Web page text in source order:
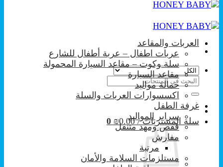
البحث
عن:
سلة المشتريات / ₪0.00
0
العربات والمقاعد
عربات اطفال – عربة أطفال للشارع
سلة وكوت – مقاعد السيارة المحمولة
مقاعد السيارة
حمالة مواليد
اكسسوارات العربات والسلة
غرفة الطفل
سراير المواليد
قفص ومهد متنقل
مفارش
مرتبة
مستلزمات السلامة والأمان